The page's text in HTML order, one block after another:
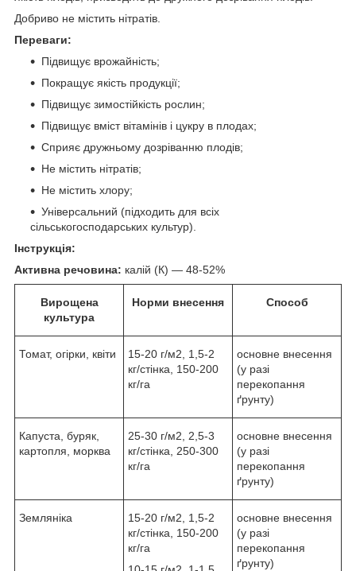
Добриво не містить нітратів.
Переваги:
Підвищує врожайність;
Покращує якість продукції;
Підвищує зимостійкість рослин;
Підвищує вміст вітамінів і цукру в плодах;
Сприяє дружньому дозріванню плодів;
Не містить нітратів;
Не містить хлору;
Універсальний (підходить для всіх
сільськогосподарських культур).
Інструкція:
Активна речовина: калій (К) — 48-52%
Вирощена
культура
Норми внесення Способ
Томат, огірки, квіти
15-20 г/м2, 1,5-2
кг/стінка, 150-200
кг/га
основне внесення
(у разі
перекопання
ґрунту)
Капуста, буряк,
картопля, морква
25-30 г/м2, 2,5-3
кг/стінка, 250-300
кг/га
основне внесення
(у разі
перекопання
ґрунту)
Земляніка
15-20 г/м2, 1,5-2
кг/стінка, 150-200
кг/га
основне внесення
(у разі
перекопання
ґрунту)